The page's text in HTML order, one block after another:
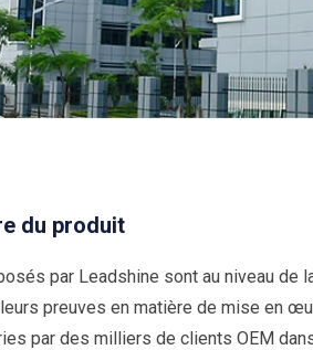
du produit
par Leadshine sont au niveau de
preuves en matière de mise en
par des milliers de clients OEM